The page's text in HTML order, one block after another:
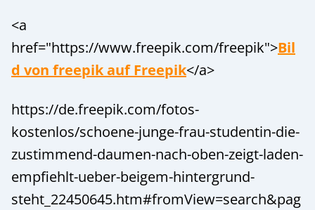
<a
href="https://www.freepik.com/freepik">Bil
d von freepik auf Freepik</a>
https://de.freepik.com/fotos-
kostenlos/schoene-junge-frau-studentin-die-
zustimmend-daumen-nach-oben-zeigt-laden-
empfiehlt-ueber-beigem-hintergrund-
steht_22450645.htm#fromView=search&pag